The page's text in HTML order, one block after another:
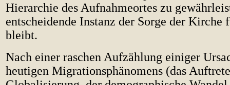
Hierarchie des Aufnahmeortes zu
entscheidende Instanz der Sorge der Kirche
bleibt.
Nach einer raschen Aufzählung einiger
heutigen Migrationsphänomens (das